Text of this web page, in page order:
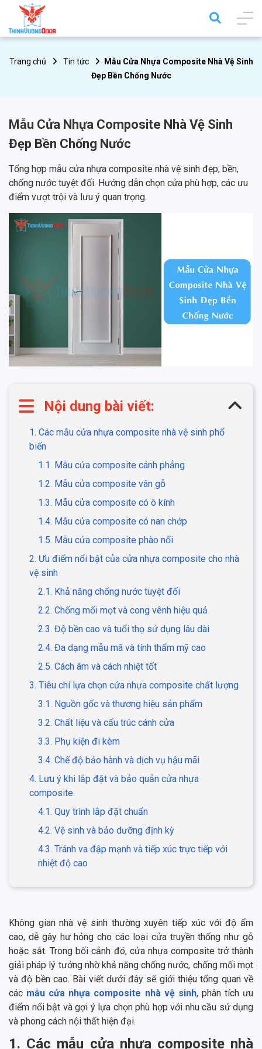
Trang chủ Tin tức
Mẫu Cửa Nhựa Composite Nhà Vệ Sinh
Đẹp Bền Chống Nước
Mẫu Cửa Nhựa Composite Nhà Vệ Sinh
Đẹp Bền Chống Nước
Tổng hợp mẫu cửa nhựa composite nhà vệ sinh đẹp, bền,
chống nước tuyệt đối. Hướng dẫn chọn cửa phù hợp, các ưu
điểm vượt trội và lưu ý quan trọng.
Nội dung bài viết:
1. Các mẫu cửa nhựa composite nhà vệ sinh phổ
biến
1.1. Mẫu cửa composite cánh phẳng
1.2. Mẫu cửa composite vân gỗ
1.3. Mẫu cửa composite có ô kính
1.4. Mẫu cửa composite có nan chớp
1.5. Mẫu cửa composite phào nổi
2. Ưu điểm nổi bật của cửa nhựa composite cho nhà
vệ sinh
2.1. Khả năng chống nước tuyệt đối
2.2. Chống mối mọt và cong vênh hiệu quả
2.3. Độ bền cao và tuổi thọ sử dụng lâu dài
2.4. Đa dạng mẫu mã và tính thẩm mỹ cao
2.5. Cách âm và cách nhiệt tốt
3. Tiêu chí lựa chọn cửa nhựa composite chất lượng
3.1. Nguồn gốc và thương hiệu sản phẩm
3.2. Chất liệu và cấu trúc cánh cửa
3.3. Phụ kiện đi kèm
3.4. Chế độ bảo hành và dịch vụ hậu mãi
4. Lưu ý khi lắp đặt và bảo quản cửa nhựa
composite
4.1. Quy trình lắp đặt chuẩn
4.2. Vệ sinh và bảo dưỡng định kỳ
4.3. Tránh va đập mạnh và tiếp xúc trực tiếp với
nhiệt độ cao
Không gian nhà vệ sinh thường xuyên tiếp xúc với độ ẩm
cao, dễ gây hư hỏng cho các loại cửa truyền thống như gỗ
hoặc sắt. Trong bối cảnh đó, cửa nhựa composite trở thành
giải pháp lý tưởng nhờ khả năng chống nước, chống mối mọt
và độ bền cao. Bài viết dưới đây sẽ giới thiệu tổng quan về
các mẫu cửa nhựa composite nhà vệ sinh, phân tích ưu
điểm nổi bật và gợi ý lựa chọn phù hợp với nhu cầu sử dụng
và phong cách nội thất hiện đại.
1. Các mẫu cửa nhựa composite nhà